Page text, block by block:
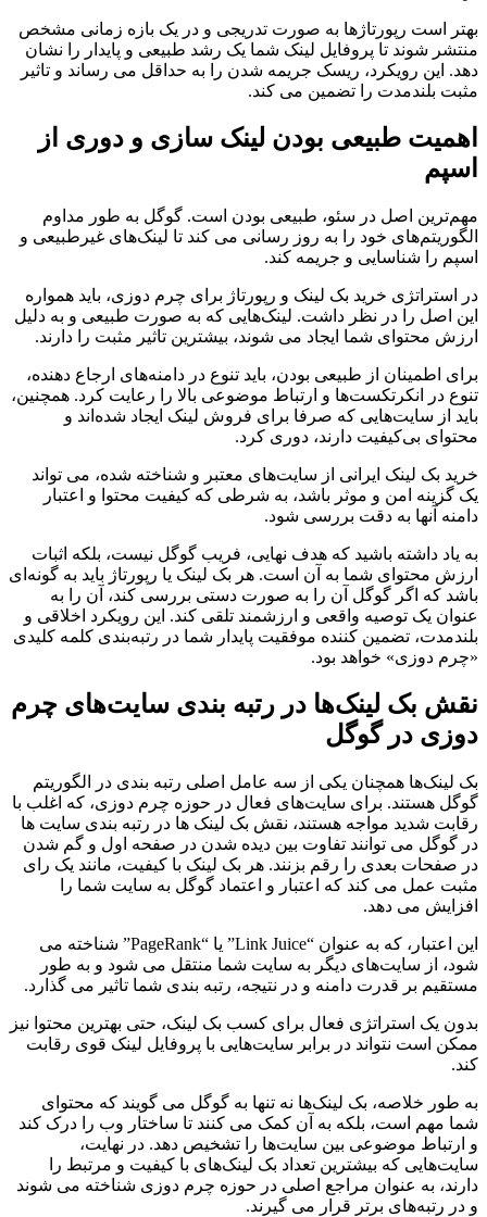
بهتر است رپورتاژها به صورت تدریجی و در یک بازه زمانی مشخص
منتشر شوند تا پروفایل لینک شما یک رشد طبیعی و پایدار را نشان
دهد. این رویکرد، ریسک جریمه شدن را به حداقل می رساند و تاثیر
مثبت بلندمدت را تضمین می کند.
اهمیت طبیعی بودن لینک سازی و دوری از
اسپم
مهم‌ترین اصل در سئو، طبیعی بودن است. گوگل به طور مداوم
الگوریتم‌های خود را به روز رسانی می کند تا لینک‌های غیرطبیعی و
اسپم را شناسایی و جریمه کند.
در استراتژی خرید بک لینک و رپورتاژ برای چرم دوزی، باید همواره
این اصل را در نظر داشت. لینک‌هایی که به صورت طبیعی و به دلیل
ارزش محتوای شما ایجاد می شوند، بیشترین تاثیر مثبت را دارند.
برای اطمینان از طبیعی بودن، باید تنوع در دامنه‌های ارجاع دهنده،
تنوع در انکرتکست‌ها و ارتباط موضوعی بالا را رعایت کرد. همچنین،
باید از سایت‌هایی که صرفا برای فروش لینک ایجاد شده‌اند و
محتوای بی‌کیفیت دارند، دوری کرد.
خرید بک لینک ایرانی از سایت‌های معتبر و شناخته شده، می تواند
یک گزینه امن و موثر باشد، به شرطی که کیفیت محتوا و اعتبار
دامنه آنها به دقت بررسی شود.
به یاد داشته باشید که هدف نهایی، فریب گوگل نیست، بلکه اثبات
ارزش محتوای شما به آن است. هر بک لینک یا رپورتاژ باید به گونه‌ای
باشد که اگر گوگل آن را به صورت دستی بررسی کند، آن را به
عنوان یک توصیه واقعی و ارزشمند تلقی کند. این رویکرد اخلاقی و
بلندمدت، تضمین کننده موفقیت پایدار شما در رتبه‌بندی کلمه کلیدی
«چرم دوزی» خواهد بود.
نقش بک لینک‌ها در رتبه بندی سایت‌های چرم
دوزی در گوگل
بک لینک‌ها همچنان یکی از سه عامل اصلی رتبه بندی در الگوریتم
گوگل هستند. برای سایت‌های فعال در حوزه چرم دوزی، که اغلب با
رقابت شدید مواجه هستند، نقش بک لینک ها در رتبه بندی سایت ها
در گوگل می توانند تفاوت بین دیده شدن در صفحه اول و گم شدن
در صفحات بعدی را رقم بزنند. هر بک لینک با کیفیت، مانند یک رای
مثبت عمل می کند که اعتبار و اعتماد گوگل به سایت شما را
افزایش می دهد.
این اعتبار، که به عنوان “Link Juice” یا “PageRank” شناخته می
شود، از سایت‌های دیگر به سایت شما منتقل می شود و به طور
مستقیم بر قدرت دامنه و در نتیجه، رتبه بندی شما تاثیر می گذارد.
بدون یک استراتژی فعال برای کسب بک لینک، حتی بهترین محتوا نیز
ممکن است نتواند در برابر سایت‌هایی با پروفایل لینک قوی رقابت
کند.
به طور خلاصه، بک لینک‌ها نه تنها به گوگل می گویند که محتوای
شما مهم است، بلکه به آن کمک می کنند تا ساختار وب را درک کند
و ارتباط موضوعی بین سایت‌ها را تشخیص دهد. در نهایت،
سایت‌هایی که بیشترین تعداد بک لینک‌های با کیفیت و مرتبط را
دارند، به عنوان مراجع اصلی در حوزه چرم دوزی شناخته می شوند
و در رتبه‌های برتر قرار می گیرند.